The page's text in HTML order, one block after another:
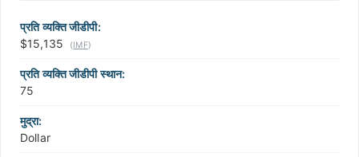
प्रति व्यक्ति जीडीपी:
$15,135
(IMF)
प्रति व्यक्ति जीडीपी स्थान:
75
मुद्रा:
Dollar